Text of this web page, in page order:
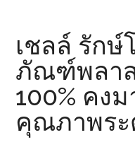
เชลล์ รักษ์
ภัณฑ์พลา
100% คง
คุณภาพระ